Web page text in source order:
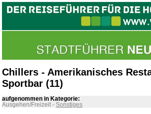
Chillers - Amerikanisches
Sportbar (11)
aufgenommen in Kategorie:
Ausgehen/Freizeit - Sonstiges